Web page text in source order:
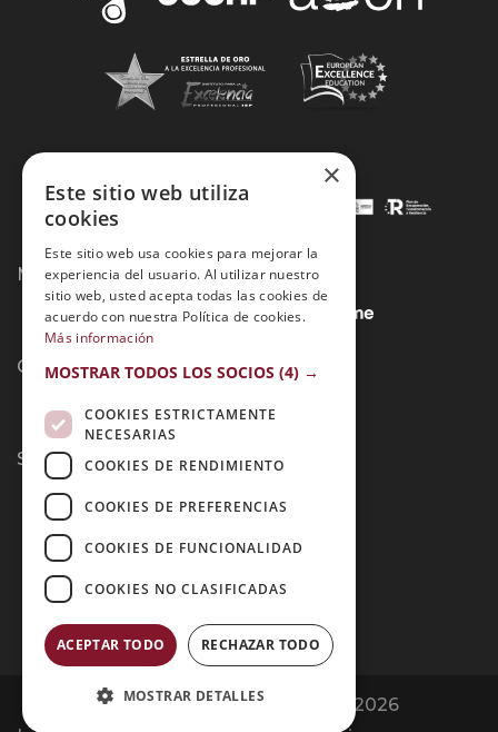
Métodos de Pago:
Contacto:
Síguenos:
Opiniones Grupo Esneca | Copyright 2026
×
Este sitio web utiliza
cookies
Este sitio web usa cookies para mejorar la
experiencia del usuario. Al utilizar nuestro
sitio web, usted acepta todas las cookies de
acuerdo con nuestra Política de cookies.
Más información
MOSTRAR TODOS LOS SOCIOS (4) →
COOKIES ESTRICTAMENTE
NECESARIAS
COOKIES DE RENDIMIENTO
COOKIES DE PREFERENCIAS
COOKIES DE FUNCIONALIDAD
COOKIES NO CLASIFICADAS
ACEPTAR TODO RECHAZAR TODO
MOSTRAR DETALLES